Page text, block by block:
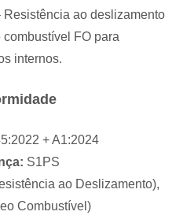
Resistência ao deslizamento
FO para
internos.
+ A1:2024
S1PS
ao Deslizamento),
Combustível)